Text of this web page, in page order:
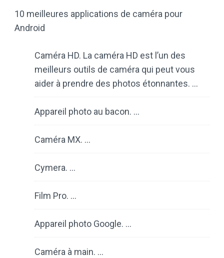
10 meilleures applications de caméra pour
Android
Caméra HD. La caméra HD est l’un des
meilleurs outils de caméra qui peut vous
aider à prendre des photos étonnantes. …
Appareil photo au bacon. …
Caméra MX. …
Cymera. …
Film Pro. …
Appareil photo Google. …
Caméra à main. …